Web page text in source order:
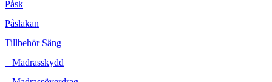
Påsk
Påslakan
Tillbehör Säng
Madrasskydd